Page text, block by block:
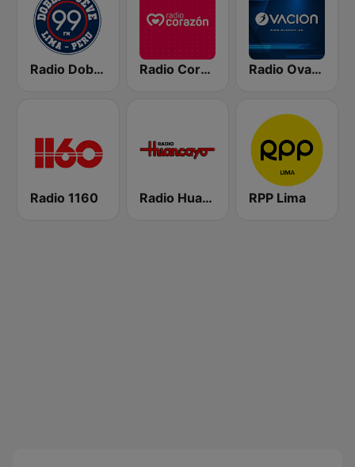
Radio Doble Nueve Radio Corazón Radio Ovación
Radio 1160 Radio Huancayo RPP Lima